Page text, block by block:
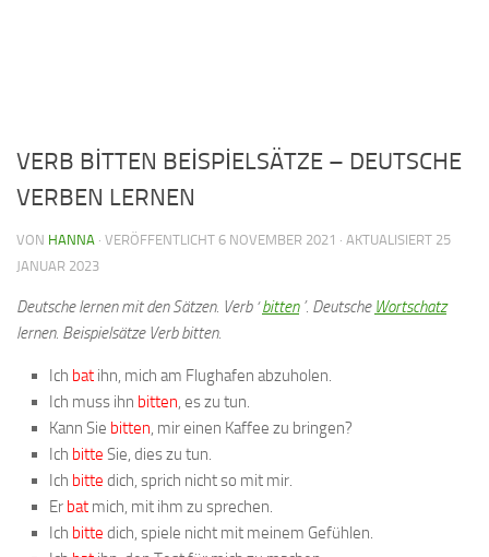
VERB BİTTEN BEİSPİELSÄTZE – DEUTSCHE
VERBEN LERNEN
VON HANNA · VERÖFFENTLICHT 6 NOVEMBER 2021 · AKTUALISIERT 25
JANUAR 2023
Deutsche lernen mit den Sätzen. Verb ‘bitten’. Deutsche Wortschatz
lernen. Beispielsätze Verb bitten.
Ich bat ihn, mich am Flughafen abzuholen.
Ich muss ihn bitten, es zu tun.
Kann Sie bitten, mir einen Kaffee zu bringen?
Ich bitte Sie, dies zu tun.
Ich bitte dich, sprich nicht so mit mir.
Er bat mich, mit ihm zu sprechen.
Ich bitte dich, spiele nicht mit meinem Gefühlen.